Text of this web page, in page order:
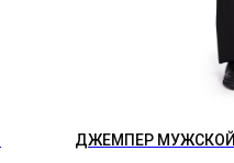
ДЖЕМПЕР МУЖСКОЙ